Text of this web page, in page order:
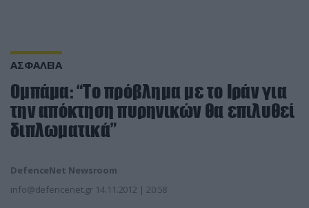
ΑΣΦΑΛΕΙΑ
Oμπάμα: “Το πρόβλημα με το Ιράν για
την απόκτηση πυρηνικών θα επιλυθεί
διπλωματικά”
DefenceNet Newsroom
info@defencenet.gr 14.11.2012 | 20:58